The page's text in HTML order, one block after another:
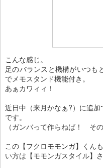
こんな感じ。
足のバランスと機構がいつも
でメモスタンド機能付き。
あぁカワィィ！
近日中（来月かなぁ?）に追
です。
（ガンバって作らねば！ そ
この【フクロモモンガ】くん
い方は【モモンガスタイル】さ